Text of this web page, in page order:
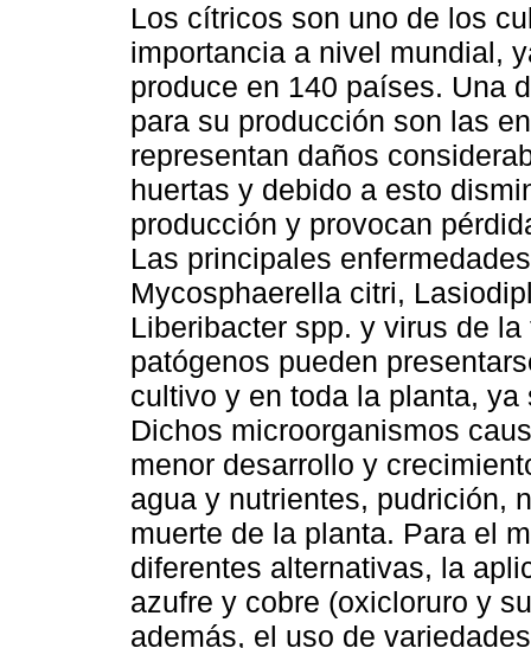
Los cítricos son uno de los
importancia a nivel mundial,
produce en 140 países. Una
para su producción son las
representan daños
huertas y debido a esto
producción y provocan
Las principales
Mycosphaerella citri,
Liberibacter spp. y virus de
patógenos pueden
cultivo y en toda la planta,
Dichos microorganismos
menor desarrollo y
agua y nutrientes, pudrición,
muerte de la planta. Para el
diferentes alternativas, la
azufre y cobre (oxicloruro y
además, el uso de